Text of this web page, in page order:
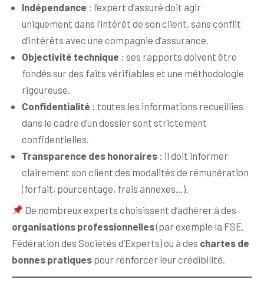
Indépendance : l’expert d’assuré doit agir
uniquement dans l’intérêt de son client, sans conflit
d’intérêts avec une compagnie d’assurance.
Objectivité technique : ses rapports doivent être
fondés sur des faits vérifiables et une méthodologie
rigoureuse.
Confidentialité : toutes les informations recueillies
dans le cadre d’un dossier sont strictement
confidentielles.
Transparence des honoraires : il doit informer
clairement son client des modalités de rémunération
(forfait, pourcentage, frais annexes…).
De nombreux experts choisissent d’adhérer à des
organisations professionnelles(par exemple la FSE,
Fédération des Sociétés d’Experts) ou à des chartes de
bonnes pratiques pour renforcer leur crédibilité.